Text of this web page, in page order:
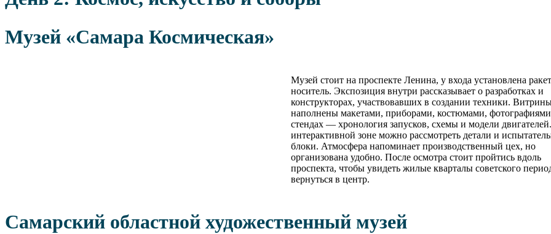
Музей «Самара Космическая»
Музей стоит на проспекте Ленина, у входа установлена
носитель. Экспозиция внутри рассказывает о разработках и
конструкторах, участвовавших в создании техники.
наполнены макетами, приборами, костюмами,
стендах — хронология запусков, схемы и модели
интерактивной зоне можно рассмотреть детали и
блоки. Атмосфера напоминает производственный цех, но
организована удобно. После осмотра стоит пройтись вдоль
проспекта, чтобы увидеть жилые кварталы советского
вернуться в центр.
Самарский областной художественный музей